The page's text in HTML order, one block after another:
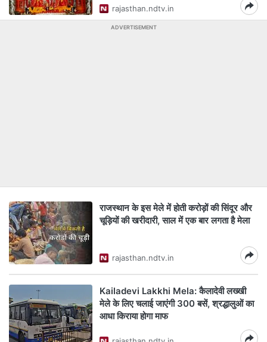
rajasthan.ndtv.in
ADVERTISEMENT
राजस्थान के इस मेले में होती करोड़ों की सिंदूर और
चूड़ियों की खरीदारी, साल में एक बार लगता है मेला
rajasthan.ndtv.in
Kailadevi Lakkhi Mela: कैलादेवी लख्खी
मेले के लिए चलाई जाएंगी 300 बसें, श्रद्धालुओं का
आधा क‍िराया होगा माफ